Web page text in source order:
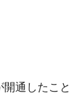
通したこと